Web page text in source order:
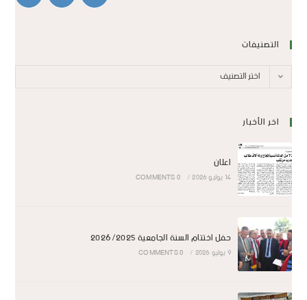
التصنيفات
اختر التصنيف
اخر الأخبار
اعلان
14 يوليو 2026 /
0 COMMENTS
حفل اختتام السنة الجامعية 2026/2025
9 يوليو 2026 /
0 COMMENTS